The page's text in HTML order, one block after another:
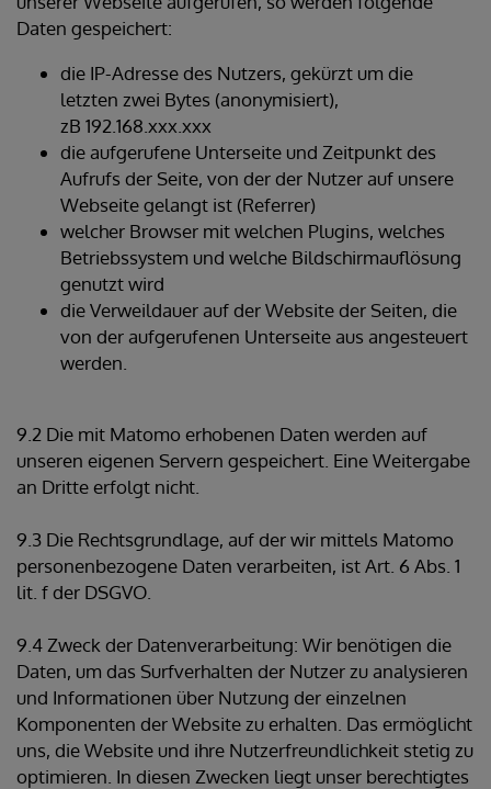
Daten gespeichert:
die IP-Adresse des Nutzers, gekürzt um die
letzten zwei Bytes (anonymisiert),
zB 192.168.xxx.xxx
die aufgerufene Unterseite und Zeitpunkt des
Aufrufs der Seite, von der der Nutzer auf unsere
Webseite gelangt ist (Referrer)
welcher Browser mit welchen Plugins, welches
Betriebssystem und welche Bildschirmauflösung
genutzt wird
die Verweildauer auf der Website der Seiten, die
von der aufgerufenen Unterseite aus angesteuert
werden.
9.2 Die mit Matomo erhobenen Daten werden auf
unseren eigenen Servern gespeichert. Eine Weitergabe
an Dritte erfolgt nicht.
9.3 Die Rechtsgrundlage, auf der wir mittels Matomo
personenbezogene Daten verarbeiten, ist Art. 6 Abs. 1
lit. f der DSGVO.
9.4 Zweck der Datenverarbeitung: Wir benötigen die
Daten, um das Surfverhalten der Nutzer zu analysieren
und Informationen über Nutzung der einzelnen
Komponenten der Website zu erhalten. Das ermöglicht
uns, die Website und ihre Nutzerfreundlichkeit stetig zu
optimieren. In diesen Zwecken liegt unser berechtigtes